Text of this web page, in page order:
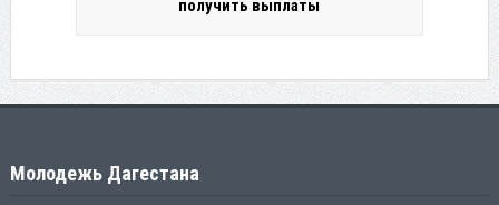
получить выплаты
Молодежь Дагестана